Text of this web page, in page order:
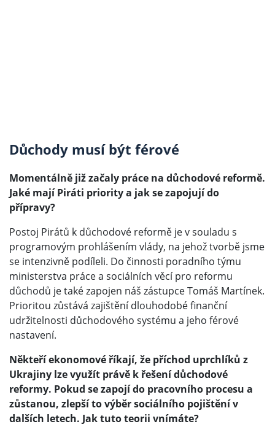
Důchody musí být férové
Momentálně již začaly práce na důchodové reformě.
Jaké mají Piráti priority a jak se zapojují do
přípravy?
Postoj Pirátů k důchodové reformě je v souladu s
programovým prohlášením vlády, na jehož tvorbě jsme
se intenzivně podíleli. Do činnosti poradního týmu
ministerstva práce a sociálních věcí pro reformu
důchodů je také zapojen náš zástupce Tomáš Martínek.
Prioritou zůstává zajištění dlouhodobé finanční
udržitelnosti důchodového systému a jeho férové
nastavení.
Někteří ekonomové říkají, že příchod uprchlíků z
Ukrajiny lze využít právě k řešení důchodové
reformy. Pokud se zapojí do pracovního procesu a
zůstanou, zlepší to výběr sociálního pojištění v
dalších letech. Jak tuto teorii vnímáte?